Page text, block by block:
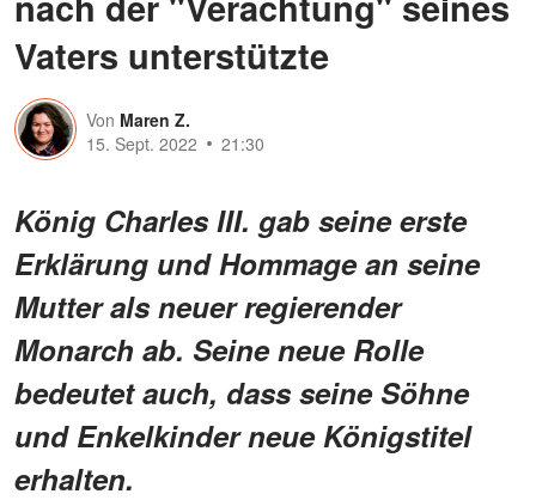
Vaters unterstützte
Von Maren Z.
15. Sept. 2022
21:30
König Charles III. gab seine erste
Erklärung und Hommage an seine
Mutter als neuer regierender
Monarch ab. Seine neue Rolle
bedeutet auch, dass seine Söhne
und Enkelkinder neue Königstitel
erhalten.